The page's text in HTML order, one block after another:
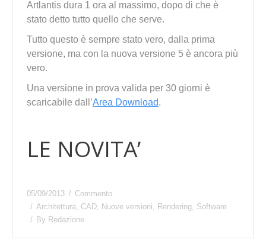
Artlantis dura 1 ora al massimo, dopo di che è
stato detto tutto quello che serve.
Tutto questo è sempre stato vero, dalla prima
versione, ma con la nuova versione 5 è ancora più
vero.
Una versione in prova valida per 30 giorni è
scaricabile dall’Area Download.
LE NOVITA’
05/09/2013
Commento
Architettura, CAD, Nuove versioni, Rendering, Software
By Redazione